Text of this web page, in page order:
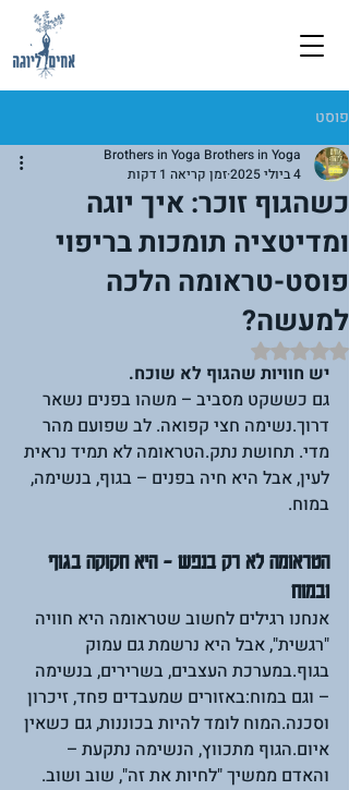
פוסט
כשהגוף זוכר: איך יוגה
ומדיטציה תומכות בריפוי
פוסט-טראומה הלכה
למעשה?
Brothers in Yoga Brothers in Yoga
4 ביולי 2025
זמן קריאה 1 דקות
דירוג של NaN מתוך 5 כוכבים
יש חוויות שהגוף לא שוכח.
גם כששקט מסביב – משהו בפנים נשאר
דרוך.נשימה חצי קפואה. לב שפועם מהר
מדי. תחושת נתק.הטראומה לא תמיד נראית
לעין, אבל היא חיה בפנים – בגוף, בנשימה,
במוח.
הטראומה לא רק בנפש – היא חקוקה בגוף
ובמוח
אנחנו רגילים לחשוב שטראומה היא חוויה
"רגשית", אבל היא נרשמת גם עמוק
בגוף.במערכת העצבים, בשרירים, בנשימה
– וגם במוח:באזורים שמעבדים פחד, זיכרון
וסכנה.המוח לומד להיות בכוננות, גם כשאין
איום.הגוף מתכווץ, הנשימה נתקעת –
והאדם ממשיך "לחיות את זה", שוב ושוב.